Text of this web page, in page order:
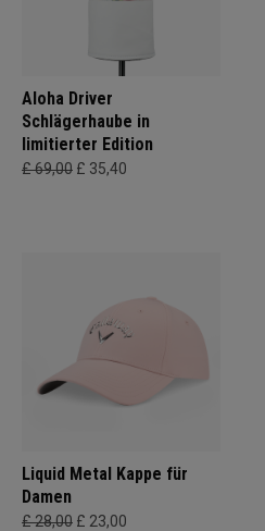
Aloha Driver
Schlägerhaube in
limitierter Edition
£ 69,00 £ 35,40
Liquid Metal Kappe für
Damen
£ 28,00 £ 23,00